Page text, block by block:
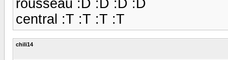
rousseau :D :D :D :D
central :T :T :T :T
chili14